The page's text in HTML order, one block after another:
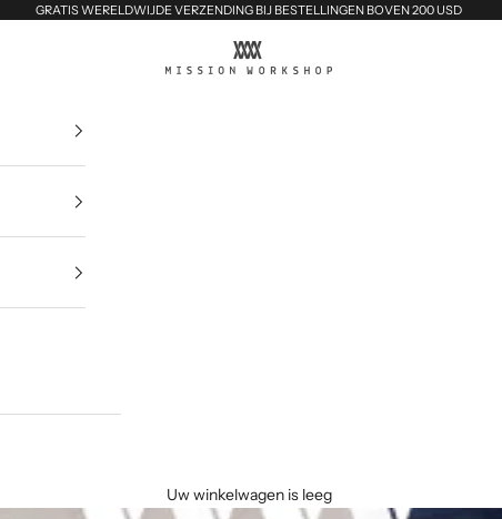
GRATIS WERELDWIJDE VERZENDING BIJ BESTELLINGEN BOVEN 200 USD
MISSION WORKSHOP
Uw winkelwagen is leeg